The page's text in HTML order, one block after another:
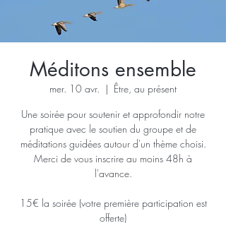
Méditons ensemble
mer. 10 avr.
  |
Être, au présent
Une soirée pour soutenir et approfondir notre
pratique avec le soutien du groupe et de
méditations guidées autour d'un thème choisi.
Merci de vous inscrire au moins 48h à
l'avance.
15€ la soirée (votre première participation est
offerte)